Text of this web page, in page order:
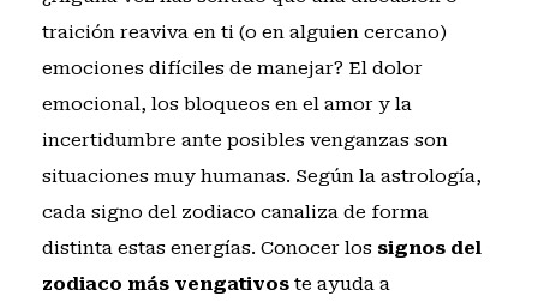
traición reaviva en ti (o en alguien cercano)
emociones difíciles de manejar? El dolor
emocional, los bloqueos en el amor y la
incertidumbre ante posibles venganzas son
situaciones muy humanas. Según la astrología,
cada signo del zodiaco canaliza de forma
distinta estas energías. Conocer los signos del
zodiaco más vengativoste ayuda a